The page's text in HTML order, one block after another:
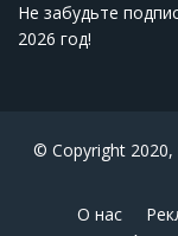
Не забудьте
2026 год!
© Copyright 2020,
О нас